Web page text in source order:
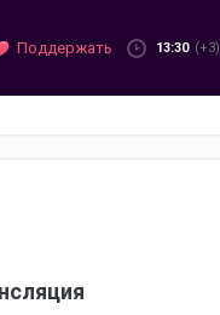
Поддержать 13:30 (+3)